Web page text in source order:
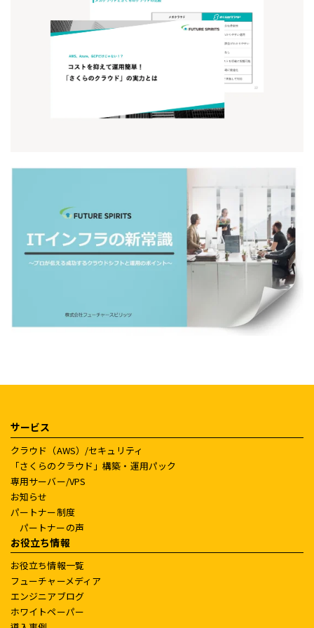
サービス
クラウド（AWS）/セキュリティ
「さくらのクラウド」構築・運用パック
専用サーバー/VPS
お知らせ
パートナー制度
パートナーの声
お役立ち情報
お役立ち情報一覧
フューチャーメディア
エンジニアブログ
ホワイトペーパー